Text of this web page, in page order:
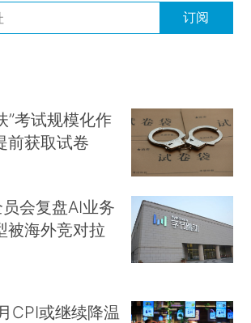
订阅
”考试规模化作
前获取试卷
会复盘AI业务
被海外竞对拉
CPI或继续降温